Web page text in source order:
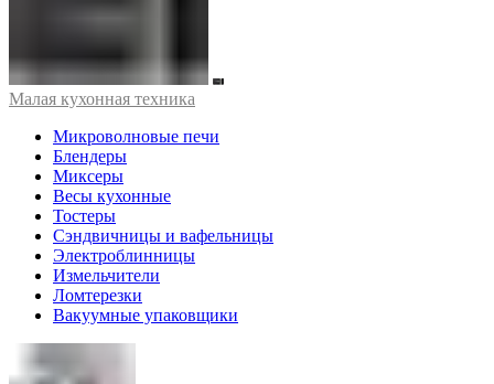
Малая кухонная техника
Микроволновые печи
Блендеры
Миксеры
Весы кухонные
Тостеры
Сэндвичницы и вафельницы
Электроблинницы
Измельчители
Ломтерезки
Вакуумные упаковщики